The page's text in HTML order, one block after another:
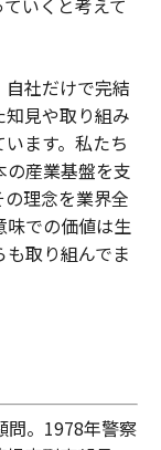
社だけで完結
見や取り組み
ます。私たち
産業基盤を支
理念を業界全
での価値は生
取り組んでま
問。1978年警察